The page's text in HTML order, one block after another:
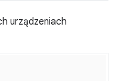
urządzeniach